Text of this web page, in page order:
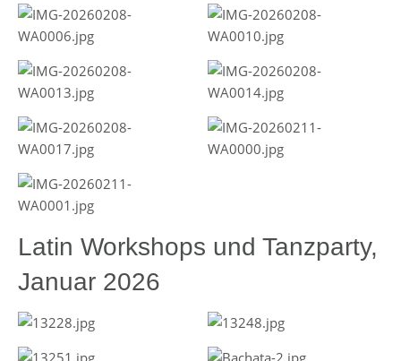
Latin Workshops und Tanzparty,
Januar 2026